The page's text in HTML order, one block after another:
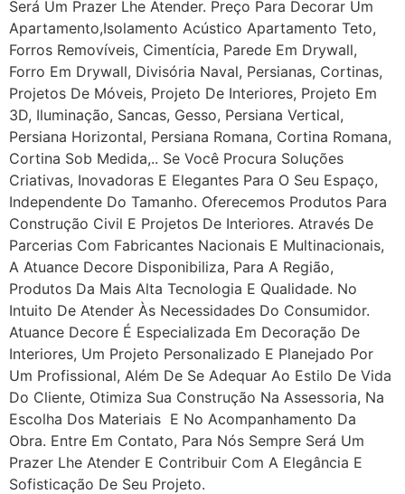
Será Um Prazer Lhe Atender. Preço Para Decorar Um
Apartamento,Isolamento Acústico Apartamento Teto,
Forros Removíveis, Cimentícia, Parede Em Drywall,
Forro Em Drywall, Divisória Naval, Persianas, Cortinas,
Projetos De Móveis, Projeto De Interiores, Projeto Em
3D, Iluminação, Sancas, Gesso, Persiana Vertical,
Persiana Horizontal, Persiana Romana, Cortina Romana,
Cortina Sob Medida,.. Se Você Procura Soluções
Criativas, Inovadoras E Elegantes Para O Seu Espaço,
Independente Do Tamanho. Oferecemos Produtos Para
Construção Civil E Projetos De Interiores. Através De
Parcerias Com Fabricantes Nacionais E Multinacionais,
A Atuance Decore Disponibiliza, Para A Região,
Produtos Da Mais Alta Tecnologia E Qualidade. No
Intuito De Atender Às Necessidades Do Consumidor.
Atuance Decore É Especializada Em Decoração De
Interiores, Um Projeto Personalizado E Planejado Por
Um Profissional, Além De Se Adequar Ao Estilo De Vida
Do Cliente, Otimiza Sua Construção Na Assessoria, Na
Escolha Dos Materiais E No Acompanhamento Da
Obra. Entre Em Contato, Para Nós Sempre Será Um
Prazer Lhe Atender E Contribuir Com A Elegância E
Sofisticação De Seu Projeto.